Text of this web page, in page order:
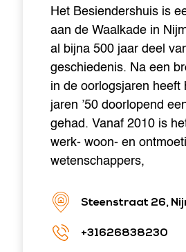
Het Besiendershuis is
aan de Waalkade in
al bijna 500 jaar deel
geschiedenis. Na een
in de oorlogsjaren
jaren ’50 doorlopend
gehad. Vanaf 2010 is
werk- woon- en
wetenschappers,
Steenstraat 26,
+31626838230